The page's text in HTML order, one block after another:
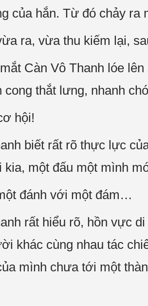
của hắn. Từ đó chảy ra
ra, vừa thu kiếm lại,
Càn Vô Thanh lóe
cong thắt lưng, nhanh
hội!
biết rất rõ thực lực
kia, một đấu một mình
đánh với một đám…
rất hiểu rõ, hồn vực
khác cùng nhau tác
mình chưa tới một